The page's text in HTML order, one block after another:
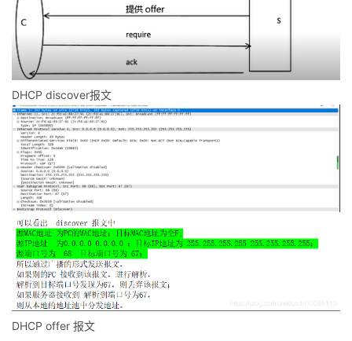
验
收
藏
议
DHCP discover报文
DHCP offer 报文